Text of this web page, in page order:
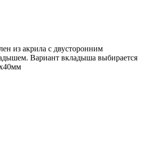
из акрила с двусторонним
Вариант вкладыша выбирается